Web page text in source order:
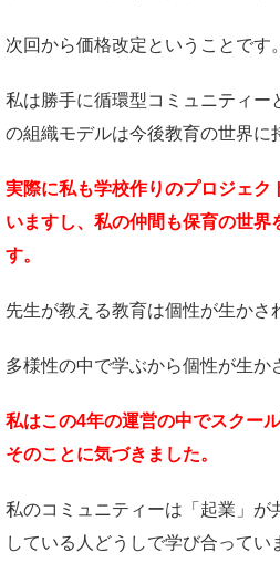
次回から価格改定ということです。
私は勝手に循環型コミュニティー
の組織モデルは今後教育の世界に
実際に私も学校作りのプロジェク
いますし、私の仲間も保育の世界
す。
先生が教える教育は個性が生かさ
多様性の中で学ぶから個性が生か
私はこの4年の運営の中でスクー
そのことに気づきました。
私のコミュニティーは「起業」が
している人どうしで学び合ってい